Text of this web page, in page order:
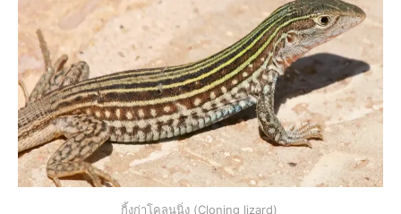
กิ้งก่าโคลนนิ่ง (Cloning lizard)